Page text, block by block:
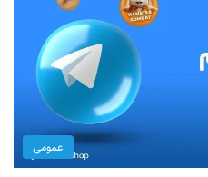
عمومی